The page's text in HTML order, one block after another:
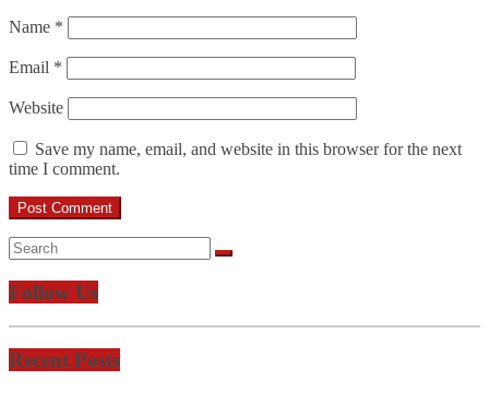
Name *
Email *
Website
Save my name, email, and website in this browser for the next
time I comment.
Follow Us
Recent Posts